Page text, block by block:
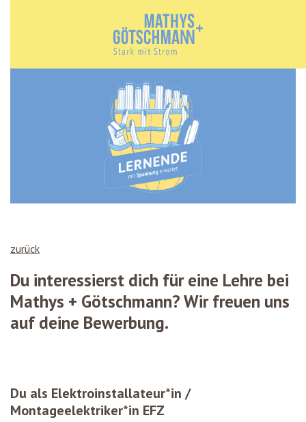
zurück
Du interessierst dich für eine Lehre bei
Mathys + Götschmann? Wir freuen uns
auf deine Bewerbung.
Du als Elektroinstallateur*in /
Montageelektriker*in EFZ